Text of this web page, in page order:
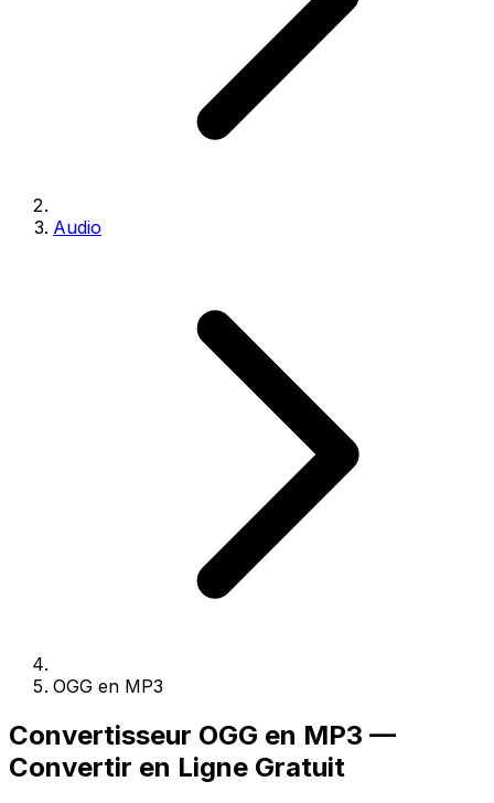
Audio
OGG en MP3
Convertisseur OGG en MP3 —
Convertir en Ligne Gratuit